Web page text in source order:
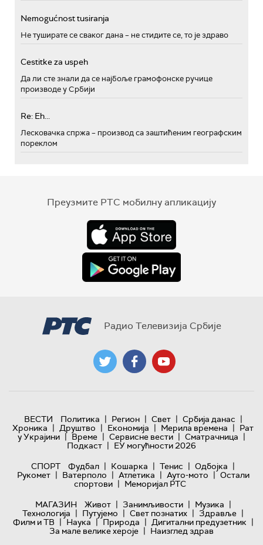
Nemogućnost tusiranja
Не туширате се сваког дана – не стидите се, то је здраво
Cestitke za uspeh
Да ли сте знали да се најбоље грамофонске ручице
производе у Србији
Re: Eh...
Лесковачка спржа – производ са заштићеним географским
пореклом
Преузмите РТС мобилну апликацију
Радио Телевизија Србије
ВЕСТИ Политика | Регион | Свет | Србија данас |
Хроника | Друштво | Економија | Мерила времена | Рат
у Украјини | Време | Сервисне вести | Сматрачница |
Подкаст | ЕУ могућности 2026
СПОРТ
Фудбал | Кошарка | Тенис | Одбојка |
Рукомет | Ватерполо | Атлетика | Ауто-мото | Остали
спортови | Меморијал РТС
МАГАЗИН
Живот | Занимљивости | Музика |
Технологијa | Путујемо | Свет познатих | Здравље |
Филм и ТВ | Наука | Природа | Дигитални предузетник |
За мале велике хероје | Наизглед здрав